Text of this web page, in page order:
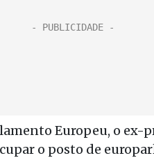
Europeu, o ex-
o posto de